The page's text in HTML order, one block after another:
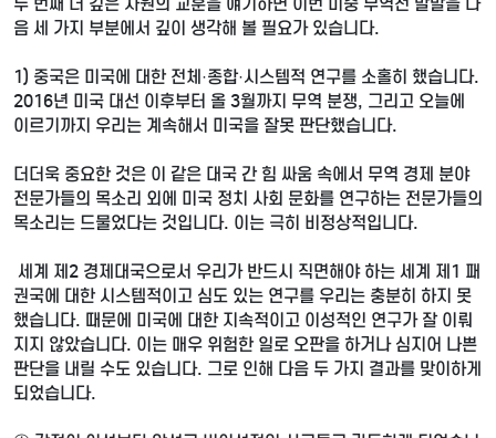
음 세 가지 부분에서 깊이 생각해 볼 필요가 있습니다.
1) 중국은 미국에 대한 전체·종합·시스템적 연구를 소홀히 했습니다.
2016년 미국 대선 이후부터 올 3월까지 무역 분쟁, 그리고 오늘에
이르기까지 우리는 계속해서 미국을 잘못 판단했습니다.
더더욱 중요한 것은 이 같은 대국 간 힘 싸움 속에서 무역 경제 분야
전문가들의 목소리 외에 미국 정치 사회 문화를 연구하는 전문가들의
목소리는 드물었다는 것입니다. 이는 극히 비정상적입니다.
세계 제2 경제대국으로서 우리가 반드시 직면해야 하는 세계 제1 패
권국에 대한 시스템적이고 심도 있는 연구를 우리는 충분히 하지 못
했습니다. 때문에 미국에 대한 지속적이고 이성적인 연구가 잘 이뤄
지지 않았습니다. 이는 매우 위험한 일로 오판을 하거나 심지어 나쁜
판단을 내릴 수도 있습니다. 그로 인해 다음 두 가지 결과를 맞이하게
되었습니다.